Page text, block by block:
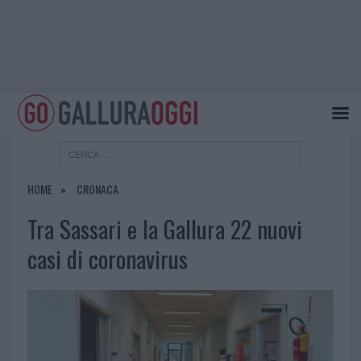
HOME CRONACA
Tra Sassari e la Gallura 22 nuovi
casi di coronavirus